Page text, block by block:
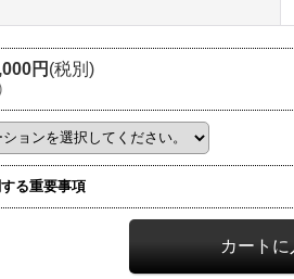
円 (税別)
る重要事項